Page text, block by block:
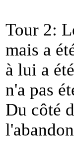
Tour 2:
mais a
à lui a
n'a pas
Du côté